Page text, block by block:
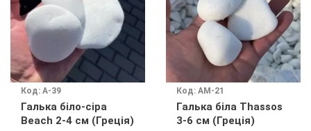
Код: А-39
Галька біло-сіра
Beach 2-4 см (Греція)
Код: АМ-21
Галька біла Thassos
3-6 см (Греція)